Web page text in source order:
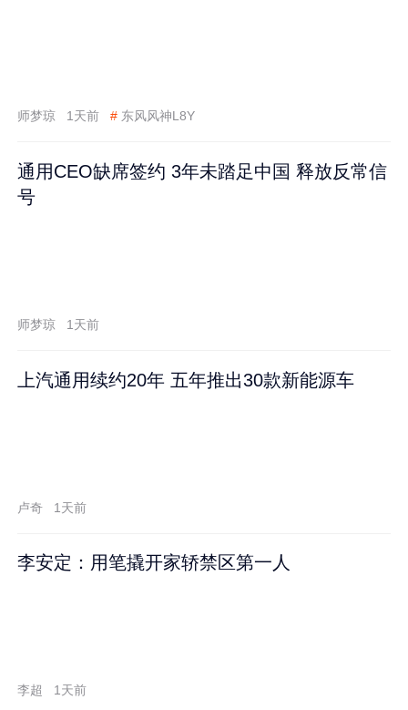
师梦琼 1天前 # 东风风神L8Y
通用CEO缺席签约 3年未踏足中国 释放反常信
号
师梦琼 1天前
上汽通用续约20年 五年推出30款新能源车
卢奇 1天前
李安定：用笔撬开家轿禁区第一人
李超 1天前